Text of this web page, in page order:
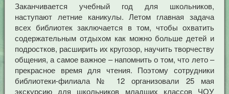
Заканчивается учебный год для школьников,
наступают летние каникулы. Летом главная задача
всех библиотек заключается в том, чтобы охватить
содержательным отдыхом как можно больше детей и
подростков, расширить их кругозор, научить творчеству
общения, а самое важное – напомнить о том, что лето –
прекрасное время для чтения. Поэтому сотрудники
библиотеки-филиала № 12 организовали 25 мая
экскурсию для школьников младших классов ЧОУ